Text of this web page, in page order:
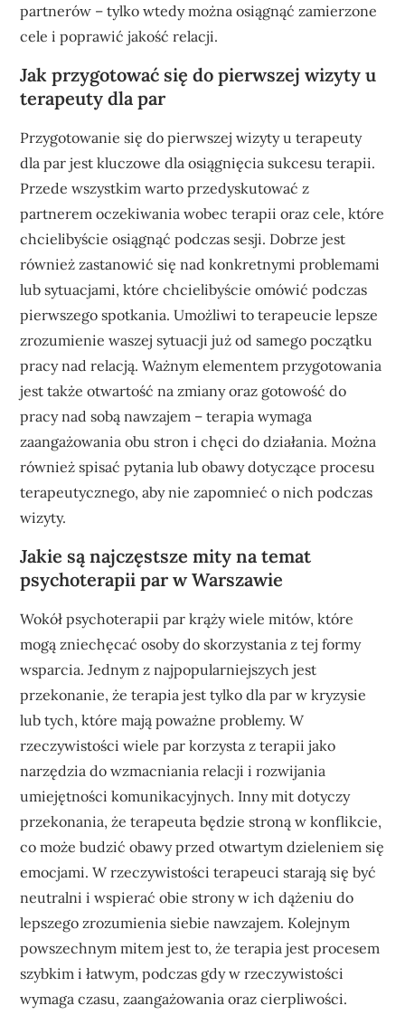
partnerów – tylko wtedy można osiągnąć zamierzone
cele i poprawić jakość relacji.
Jak przygotować się do pierwszej wizyty u
terapeuty dla par
Przygotowanie się do pierwszej wizyty u terapeuty
dla par jest kluczowe dla osiągnięcia sukcesu terapii.
Przede wszystkim warto przedyskutować z
partnerem oczekiwania wobec terapii oraz cele, które
chcielibyście osiągnąć podczas sesji. Dobrze jest
również zastanowić się nad konkretnymi problemami
lub sytuacjami, które chcielibyście omówić podczas
pierwszego spotkania. Umożliwi to terapeucie lepsze
zrozumienie waszej sytuacji już od samego początku
pracy nad relacją. Ważnym elementem przygotowania
jest także otwartość na zmiany oraz gotowość do
pracy nad sobą nawzajem – terapia wymaga
zaangażowania obu stron i chęci do działania. Można
również spisać pytania lub obawy dotyczące procesu
terapeutycznego, aby nie zapomnieć o nich podczas
wizyty.
Jakie są najczęstsze mity na temat
psychoterapii par w Warszawie
Wokół psychoterapii par krąży wiele mitów, które
mogą zniechęcać osoby do skorzystania z tej formy
wsparcia. Jednym z najpopularniejszych jest
przekonanie, że terapia jest tylko dla par w kryzysie
lub tych, które mają poważne problemy. W
rzeczywistości wiele par korzysta z terapii jako
narzędzia do wzmacniania relacji i rozwijania
umiejętności komunikacyjnych. Inny mit dotyczy
przekonania, że terapeuta będzie stroną w konflikcie,
co może budzić obawy przed otwartym dzieleniem się
emocjami. W rzeczywistości terapeuci starają się być
neutralni i wspierać obie strony w ich dążeniu do
lepszego zrozumienia siebie nawzajem. Kolejnym
powszechnym mitem jest to, że terapia jest procesem
szybkim i łatwym, podczas gdy w rzeczywistości
wymaga czasu, zaangażowania oraz cierpliwości.